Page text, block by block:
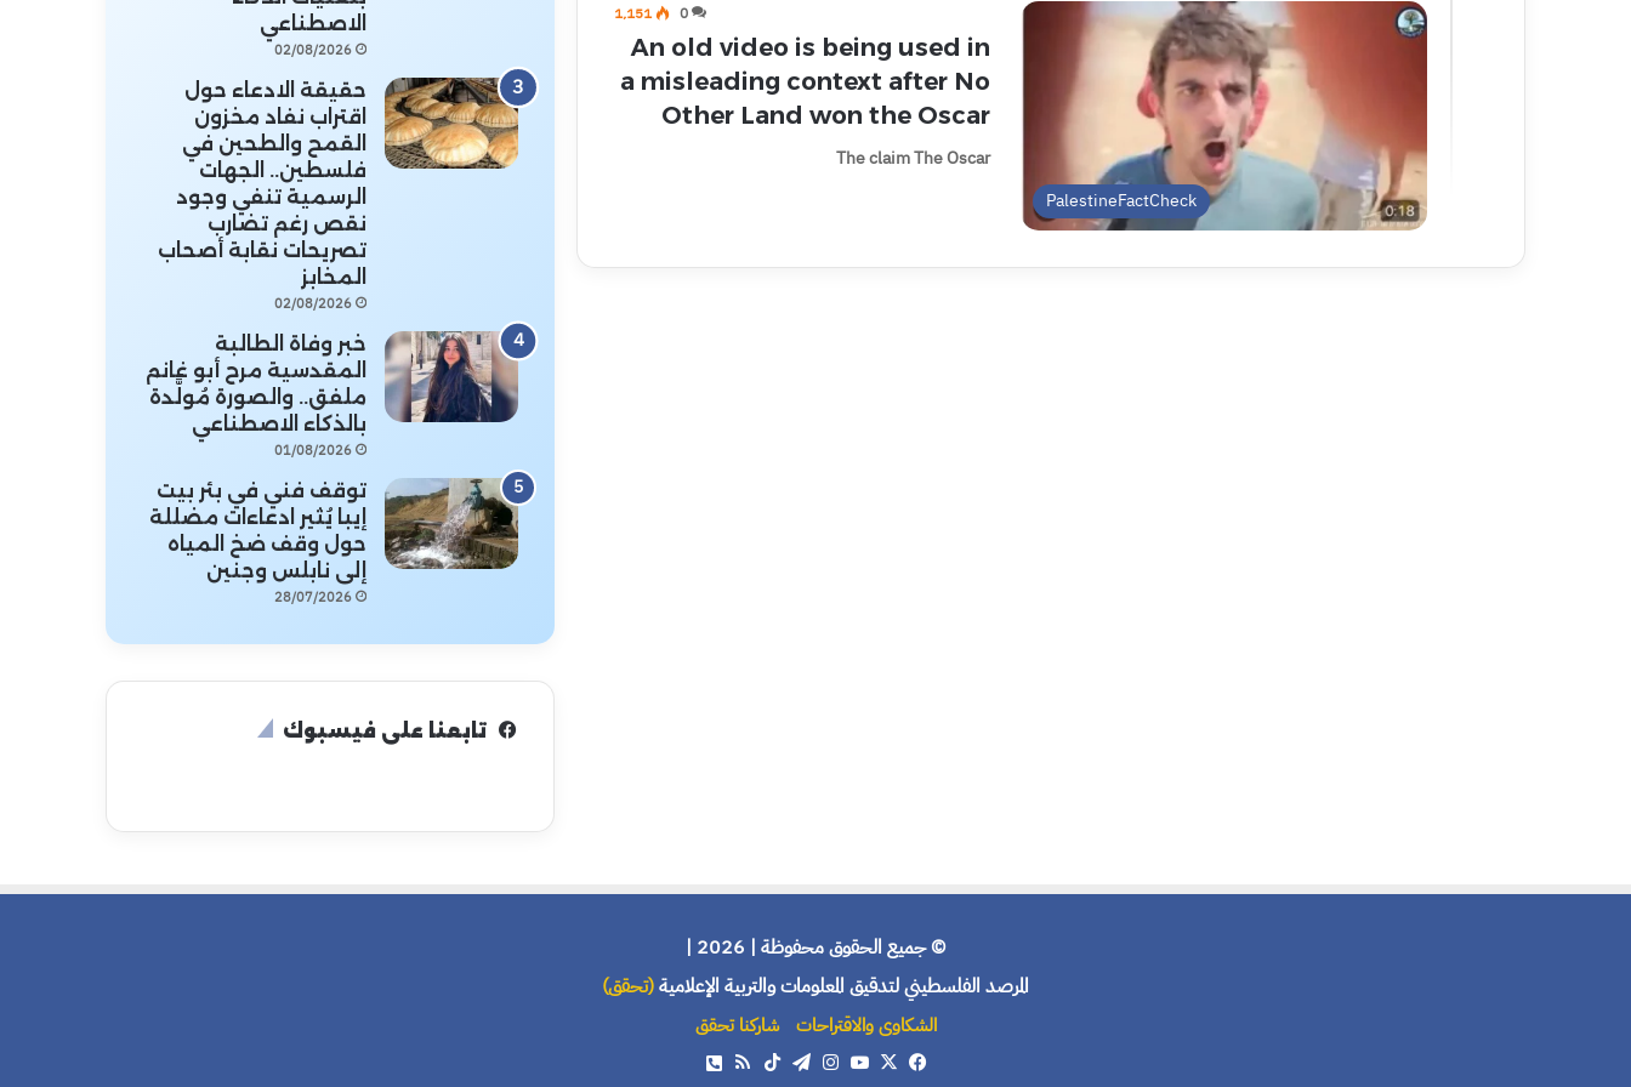
PalestineFactCheck
0 1٬151
An old video is being used in
a misleading context after No
Other Land won the Oscar
The claim The Oscar
الاصطناعي
02/08/2026
حقيقة الادعاء حول
اقتراب نفاد مخزون
القمح والطحين في
فلسطين.. الجهات
الرسمية تنفي وجود
نقص رغم تضارب
تصريحات نقابة أصحاب
المخابز
02/08/2026
خبر وفاة الطالبة
المقدسية مرح أبو غانم
ملفق.. والصورة مُولَّدة
بالذكاء الاصطناعي
01/08/2026
توقف فني في بئر بيت
إيبا يُثير ادعاءات مضللة
حول وقف ضخ المياه
إلى نابلس وجنين
28/07/2026
تابعنا على فيسبوك
© جميع الحقوق محفوظة | 2026 |
المرصد الفلسطيني لتدقيق المعلومات والتربية الإعلامية(تحقق)
الشكاوى والاقتراحات
شاركنا تحقق
فيسبوك
X يوتيوبانستقرامتيلقرام‫TikTokملخص